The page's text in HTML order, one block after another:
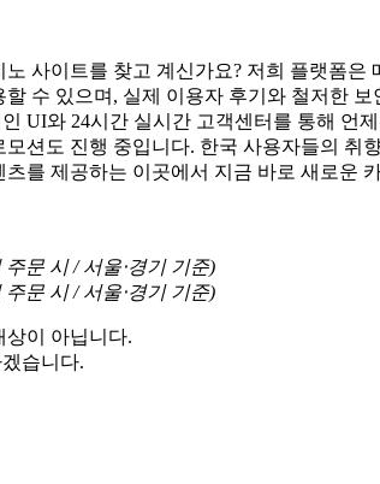
사이트를 찾고 계신가요? 저희 플랫폼
수 있으며, 실제 이용자 후기와 철저한
UI와 24시간 실시간 고객센터를 통해 언
션도 진행 중입니다. 한국 사용자들의 취
를 제공하는 이곳에서 지금 바로 새로운
주문 시/ 서울⋅경기 기준)
주문 시/ 서울⋅경기 기준)
상이 아닙니다.
습니다.